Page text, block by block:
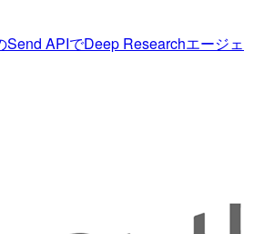
Send APIでDeep Researchエージェ